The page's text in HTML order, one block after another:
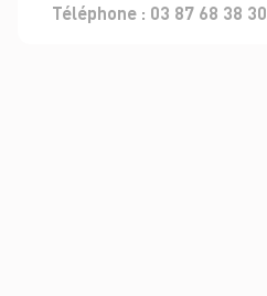
Téléphone : 03 87 68 38 30